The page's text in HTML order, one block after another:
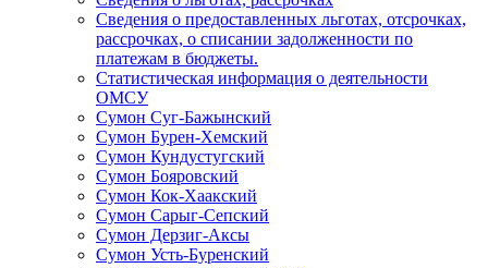
Сведения о предоставленных льготах, отсрочках,
рассрочках, о списании задолженности по
платежам в бюджеты.
Статистическая информация о деятельности
ОМСУ
Сумон Суг-Бажынский
Сумон Бурен-Хемский
Сумон Кундустугский
Сумон Бояровский
Сумон Кок-Хаакский
Сумон Сарыг-Сепский
Сумон Дерзиг-Аксы
Сумон Усть-Буренский